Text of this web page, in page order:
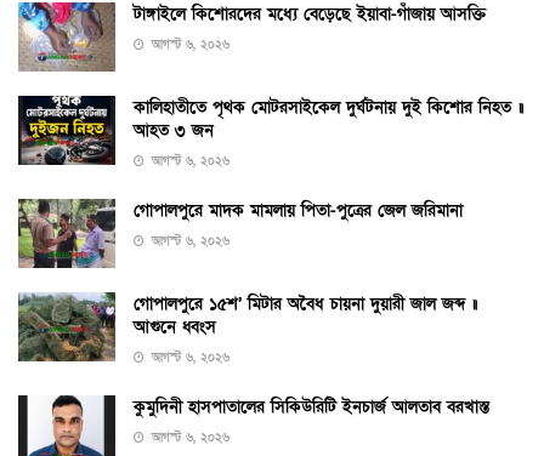
টাঙ্গাইলে কিশোরদের মধ্যে বেড়েছে ইয়াবা-গাঁজায় আসক্তি
আগস্ট ৬, ২০২৬
কালিহাতীতে পৃথক মোটরসাইকেল দুর্ঘটনায় দুই কিশোর নিহত ॥
আহত ৩ জন
আগস্ট ৬, ২০২৬
গোপালপুরে মাদক মামলায় পিতা-পুত্রের জেল জরিমানা
আগস্ট ৬, ২০২৬
গোপালপুরে ১৫শ’ মিটার অবৈধ চায়না দুয়ারী জাল জব্দ ॥
আগুনে ধ্বংস
আগস্ট ৬, ২০২৬
কুমুদিনী হাসপাতালের সিকিউরিটি ইনচার্জ আলতাব বরখাস্ত
আগস্ট ৬, ২০২৬